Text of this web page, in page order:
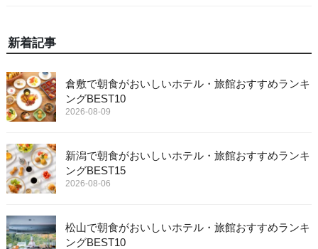
新着記事
倉敷で朝食がおいしいホテル・旅館おすすめランキ
ングBEST10
2026-08-09
新潟で朝食がおいしいホテル・旅館おすすめランキ
ングBEST15
2026-08-06
松山で朝食がおいしいホテル・旅館おすすめランキ
ングBEST10